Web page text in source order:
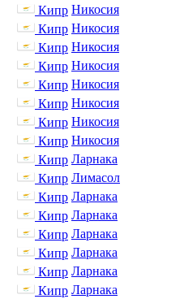
Кипр Никосия
Кипр Никосия
Кипр Никосия
Кипр Никосия
Кипр Никосия
Кипр Никосия
Кипр Никосия
Кипр Никосия
Кипр Ларнака
Кипр Лимасол
Кипр Ларнака
Кипр Ларнака
Кипр Ларнака
Кипр Ларнака
Кипр Ларнака
Кипр Ларнака